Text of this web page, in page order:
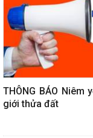
THÔNG BÁO
giới thửa đất